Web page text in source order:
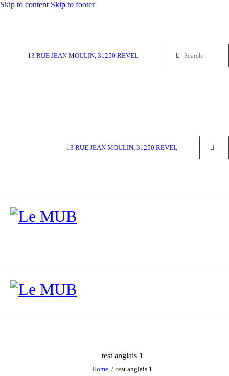
Skip to content Skip to footer
13 RUE JEAN MOULIN, 31250 REVEL
13 RUE JEAN MOULIN, 31250 REVEL
test anglais 1
Home test anglais 1